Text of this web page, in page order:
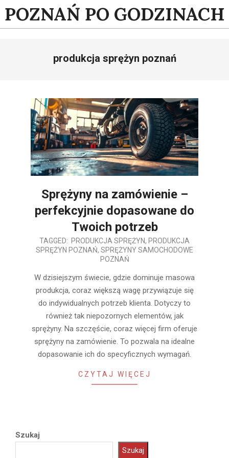
to
content
POZNAŃ PO GODZINACH
produkcja sprężyn poznań
Sprężyny na zamówienie –
perfekcyjnie dopasowane do
Twoich potrzeb
2024-
06-
TAGGED: PRODUKCJA SPRĘŻYN, PRODUKCJA
SPRĘŻYN POZNAŃ, SPRĘŻYNY SAMOCHODOWE
POZNAŃ
W dzisiejszym świecie, gdzie dominuje masowa
produkcja, coraz większą wagę przywiązuje się
do indywidualnych potrzeb klienta. Dotyczy to
również tak niepozornych elementów, jak
sprężyny. Na szczęście, coraz więcej firm oferuje
sprężyny na zamówienie. To pozwala na idealne
dopasowanie ich do specyficznych wymagań.
CZYTAJ WIĘCEJ
Szukaj
Szukaj